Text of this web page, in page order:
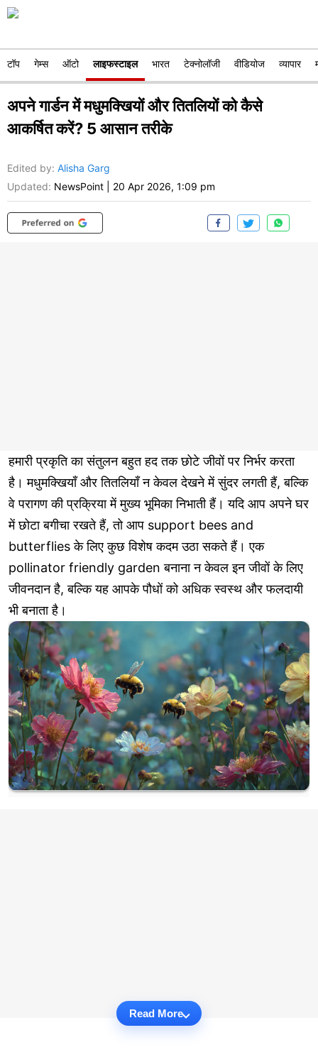
टॉप गेम्स ऑटो लाइफस्टाइल भारत टेक्नोलॉजी वीडियोज व्यापार
अपने गार्डन में मधुमक्खियों और तितलियों को कैसे
आकर्षित करें? 5 आसान तरीके
Edited by: Alisha Garg
Updated: NewsPoint 20 Apr 2026, 1:09 pm
हमारी प्रकृति का संतुलन बहुत हद तक छोटे जीवों पर निर्भर करता
है। मधुमक्खियाँ और तितलियाँ न केवल देखने में सुंदर लगती हैं, बल्कि
वे परागण की प्रक्रिया में मुख्य भूमिका निभाती हैं। यदि आप अपने घर
में छोटा बगीचा रखते हैं, तो आप support bees and
butterflies के लिए कुछ विशेष कदम उठा सकते हैं। एक
pollinator friendly garden बनाना न केवल इन जीवों के लिए
जीवनदान है, बल्कि यह आपके पौधों को अधिक स्वस्थ और फलदायी
भी बनाता है।
Read More